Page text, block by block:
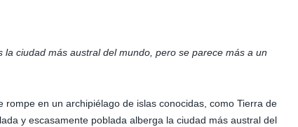
ciudad más austral del mundo, pero se parece más a un
en un archipiélago de islas conocidas, como Tierra de
y escasamente poblada alberga la ciudad más austral del